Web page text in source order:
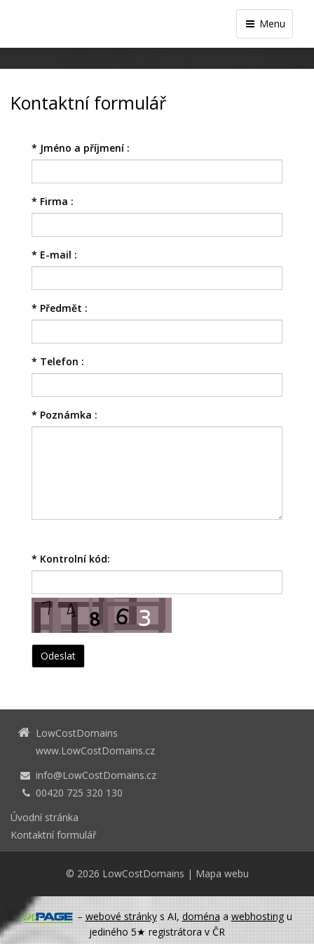
Menu
Kontaktní formulář
* Jméno a příjmení :
* Firma :
* E-mail :
* Předmět :
* Telefon :
* Poznámka :
* Kontrolní kód:
LowCostDomains
www.LowCostDomains.cz
info@LowCostDomains.cz
00420 725 320 130
Úvodní stránka
Kontaktní formulář
© 2026 LowCostDomains | Mapa webu
–webové stránkys AI,doménaawebhostingu
jediného 5★ registrátora v ČR